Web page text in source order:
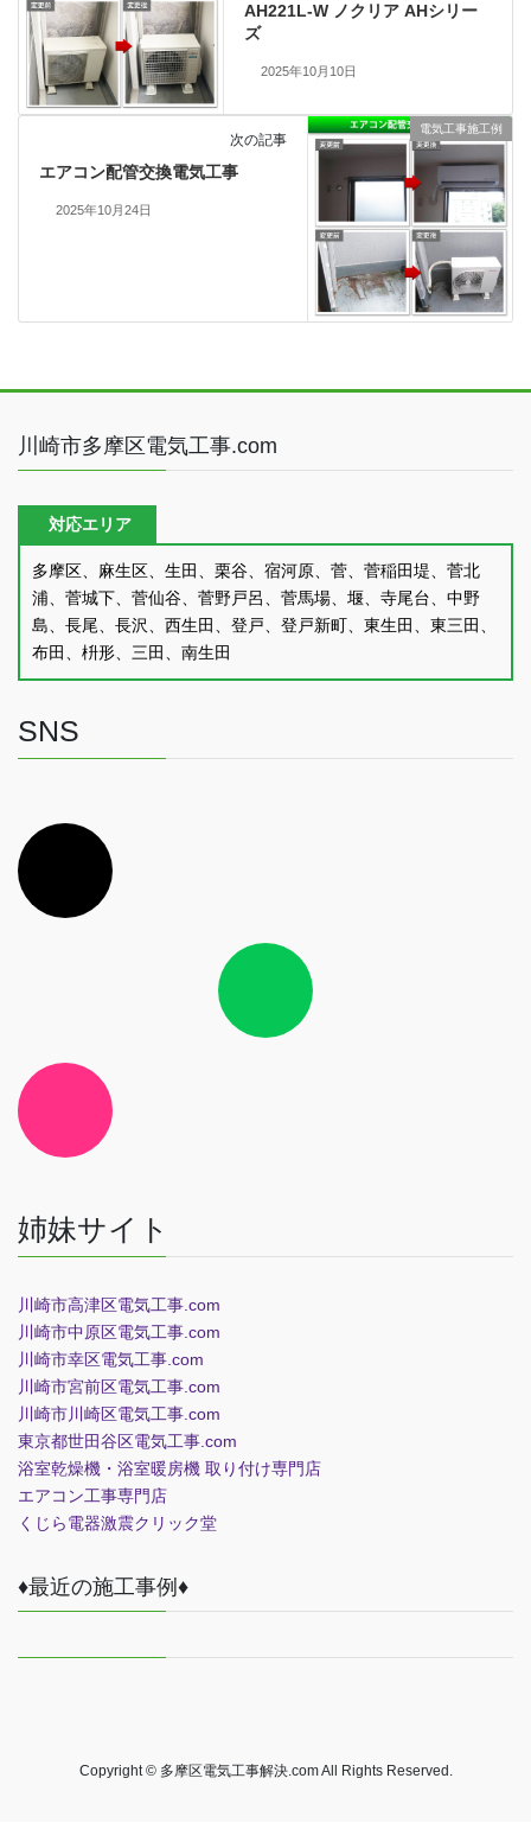
AH221L-W ノクリア AHシリー
ズ
2025年10月10日
電気工事施工例
次の記事
エアコン配管交換電気工事
2025年10月24日
川崎市多摩区電気工事.com
対応エリア
多摩区、麻生区、生田、栗谷、宿河原、菅、菅稲田堤、菅北
浦、菅城下、菅仙谷、菅野戸呂、菅馬場、堰、寺尾台、中野
島、長尾、長沢、西生田、登戸、登戸新町、東生田、東三田、
布田、枡形、三田、南生田
SNS
イ
コ
ン
リ
イ
コ
ン
リ
イ
コ
ン
リ
姉妹サイト
川崎市高津区電気工事.com
川崎市中原区電気工事.com
川崎市幸区電気工事.com
川崎市宮前区電気工事.com
川崎市川崎区電気工事.com
東京都世田谷区電気工事.com
浴室乾燥機・浴室暖房機 取り付け専門店
エアコン工事専門店
くじら電器激震クリック堂
♦最近の施工事例♦
Copyright © 多摩区電気工事解決.com All Rights Reserved.